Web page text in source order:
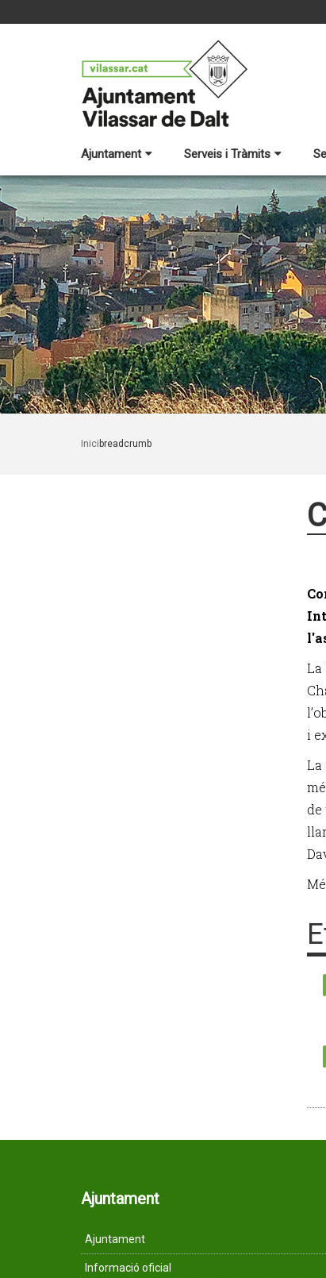
Ajuntament Serveis i Tràmits
Inici breadcrumb
La
i
La
de
Ajuntament
Ajuntament
Informació oficial